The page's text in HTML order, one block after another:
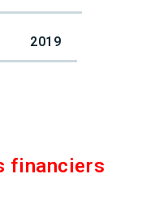
2019
financiers